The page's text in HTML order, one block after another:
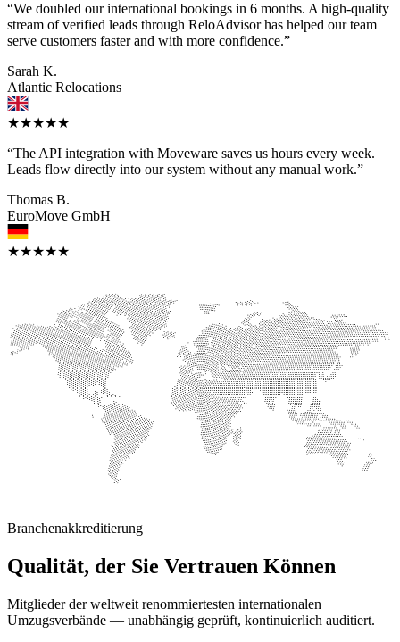
“We doubled our international bookings in 6 months. A high-quality
stream of verified leads through ReloAdvisor has helped our team
serve customers faster and with more confidence.”
Sarah K.
Atlantic Relocations
★★★★★
“The API integration with Moveware saves us hours every week.
Leads flow directly into our system without any manual work.”
Thomas B.
EuroMove GmbH
★★★★★
Branchenakkreditierung
Qualität, der Sie Vertrauen Können
Mitglieder der weltweit renommiertesten internationalen
Umzugsverbände — unabhängig geprüft, kontinuierlich auditiert.